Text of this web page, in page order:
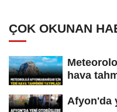
ÇOK OKUNAN
hava
Afyon'da